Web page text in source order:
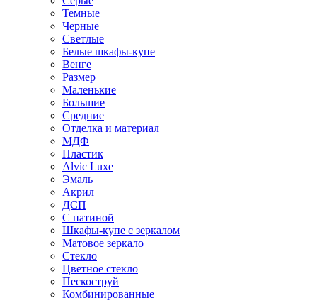
Темные
Черные
Светлые
Белые шкафы-купе
Венге
Размер
Маленькие
Большие
Средние
Отделка и материал
МДФ
Пластик
Alvic Luxe
Эмаль
Акрил
ДСП
С патиной
Шкафы-купе с зеркалом
Матовое зеркало
Стекло
Цветное стекло
Пескоструй
Комбинированные